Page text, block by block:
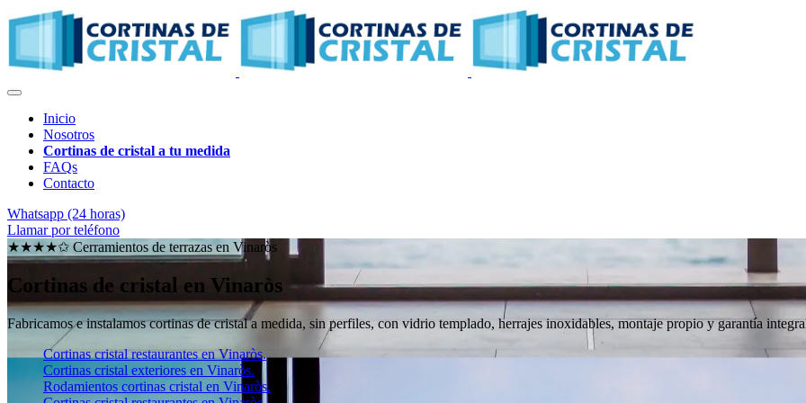
Inicio
Nosotros
Cortinas de cristal a tu medida
FAQs
Contacto
Whatsapp (24 horas)
Llamar por teléfono
★★★★✩ Cerramientos de terrazas en Vinaròs
Cortinas de cristal en Vinaròs
Fabricamos e instalamos cortinas de cristal a medida, sin perfiles, con vidrio templado, herrajes inoxidables, montaje propio y garantía
Cortinas cristal restaurantes en Vinaròs.
Cortinas cristal exteriores en Vinaròs.
Rodamientos cortinas cristal en Vinaròs.